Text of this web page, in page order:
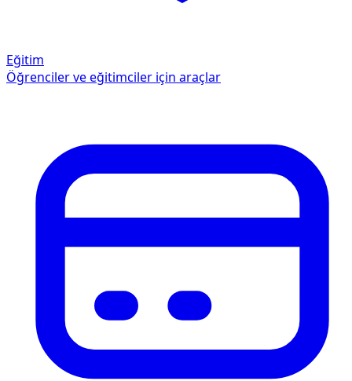
Eğitim
Öğrenciler ve eğitimciler için araçlar